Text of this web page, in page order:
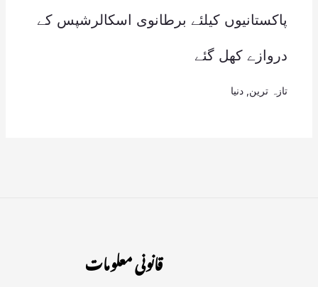
پاکستانیوں کیلئے برطانوی اسکالرشپس کے
دروازے کھل گئے
تازہ ترین دنیا
قانونی معلومات